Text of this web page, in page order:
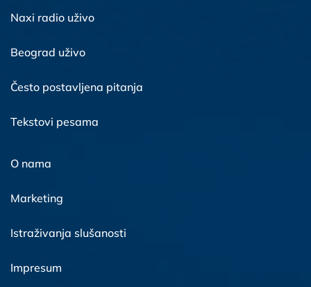
Naxi radio uživo
Beograd uživo
Često postavljena pitanja
Tekstovi pesama
O nama
Marketing
Istraživanja slušanosti
Impresum